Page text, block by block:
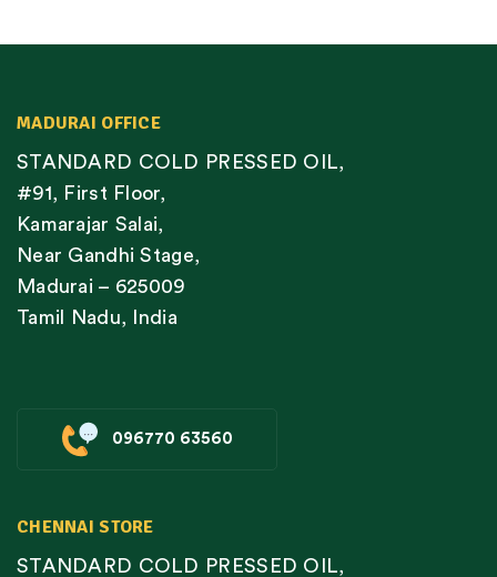
MADURAI OFFICE
STANDARD COLD PRESSED OIL,
#91, First Floor,
Kamarajar Salai,
Near Gandhi Stage,
Madurai – 625009
Tamil Nadu, India
096770 63560
CHENNAI STORE
STANDARD COLD PRESSED OIL,